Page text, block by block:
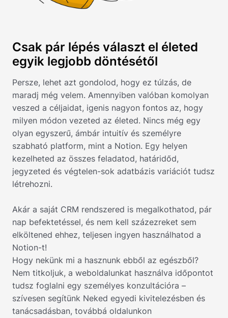
Csak pár lépés választ el életed
egyik legjobb döntésétől
Persze, lehet azt gondolod, hogy ez túlzás, de
maradj még velem. Amennyiben valóban komolyan
veszed a céljaidat, igenis nagyon fontos az, hogy
milyen módon vezeted az életed. Nincs még egy
olyan egyszerű, ámbár intuitív és személyre
szabható platform, mint a Notion. Egy helyen
kezelheted az összes feladatod, határidőd,
jegyzeted és végtelen-sok adatbázis variációt tudsz
létrehozni.
Akár a saját CRM rendszered is megalkothatod, pár
nap befektetéssel, és nem kell százezreket sem
elköltened ehhez, teljesen ingyen használhatod a
Notion-t!
Hogy nekünk mi a hasznunk ebből az egészből?
Nem titkoljuk, a weboldalunkat használva időpontot
tudsz foglalni egy személyes konzultációra –
szívesen segítünk Neked egyedi kivitelezésben és
tanácsadásban, továbbá oldalunkon